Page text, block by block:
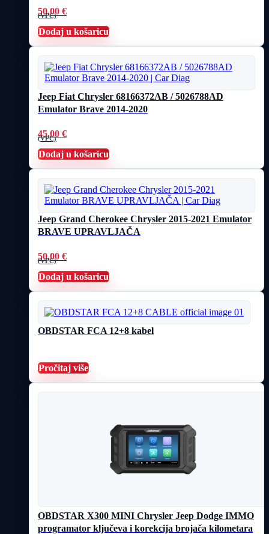
50,00 €
(VPC)
Dodaj u košaricu
Jeep Fiat Chrysler 68166372AB / 5026788AD
Emulator Brave 2014-2020
45,00 €
(VPC)
Dodaj u košaricu
Jeep Grand Cherokee Chrysler 2015-2021 Emulator
BRAVE UPRAVLJAČA
50,00 €
(VPC)
Dodaj u košaricu
OBDSTAR FCA 12+8 kabel
Pročitaj više
OBDSTAR X300 MINI Chrysler Jeep Dodge IMMO
programator ključeva i korekcija brojača kilometara